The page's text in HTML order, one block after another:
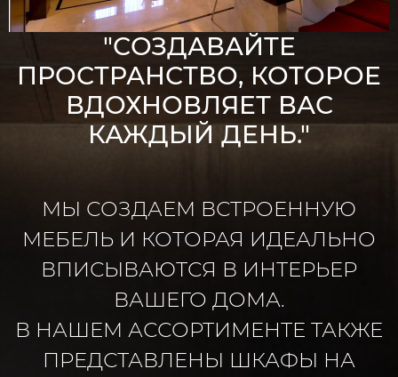
"СОЗДАВАЙТЕ
ПРОСТРАНСТВО, КОТОРОЕ
ВДОХНОВЛЯЕТ ВАС
КАЖДЫЙ ДЕНЬ."
МЫ СОЗДАЕМ ВСТРОЕННУЮ
МЕБЕЛЬ И КОТОРАЯ ИДЕАЛЬНО
ВПИСЫВАЮТСЯ В ИНТЕРЬЕР
ВАШЕГО ДОМА.
В НАШЕМ АССОРТИМЕНТЕ ТАКЖЕ
ПРЕДСТАВЛЕНЫ ШКАФЫ НА